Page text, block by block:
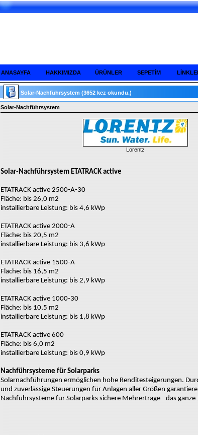
ANASAYFA HAKKIMIZDA ÜRÜNLER SEPETİM
Solar-Nachführsystem (3652 kez okundu.)
Solar-Nachführsystem
Lorentz
Solar-Nachführsystem ETATRACK active
ETATRACK active 2500-A-30
Fläche: bis 26,0 m2
installierbare Leistung: bis 4,6 kWp
ETATRACK active 2000-A
Fläche: bis 20,5 m2
installierbare Leistung: bis 3,6 kWp
ETATRACK active 1500-A
Fläche: bis 16,5 m2
installierbare Leistung: bis 2,9 kWp
ETATRACK active 1000-30
Fläche: bis 10,5 m2
installierbare Leistung: bis 1,8 kWp
ETATRACK active 600
Fläche: bis 6,0 m2
installierbare Leistung: bis 0,9 kWp
Nachführsysteme für Solarparks
Solarnachführungen ermöglichen hohe Renditesteigerungen.
und zuverlässige Steuerungen für Anlagen aller Größen
Nachführsysteme für Solarparks sichere Mehrerträge - das ganze